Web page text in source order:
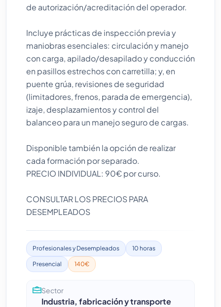
de autorización/acreditación del operador.
Incluye prácticas de inspección previa y
maniobras esenciales: circulación y manejo
con carga, apilado/desapilado y conducción
en pasillos estrechos con carretilla; y, en
puente grúa, revisiones de seguridad
(limitadores, frenos, parada de emergencia),
izaje, desplazamientos y control del
balanceo para un manejo seguro de cargas.
Disponible también la opción de realizar
cada formación por separado.
PRECIO INDIVIDUAL: 90€ por curso.
CONSULTAR LOS PRECIOS PARA
DESEMPLEADOS
Profesionales y Desempleados 10 horas
Presencial 140€
Sector
Industria, fabricación y transporte